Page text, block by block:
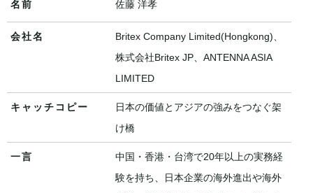
名前 佐藤 洋孝
会社名
Britex Company Limited(Hongkong)、
株式会社Britex JP、ANTENNA ASIA
LIMITED
キャッチコピー
日本の価値とアジアの強みをつなぐ架
け橋
一言
中国・香港・台湾で20年以上の実務経
験を持ち、日本企業の海外進出や海外